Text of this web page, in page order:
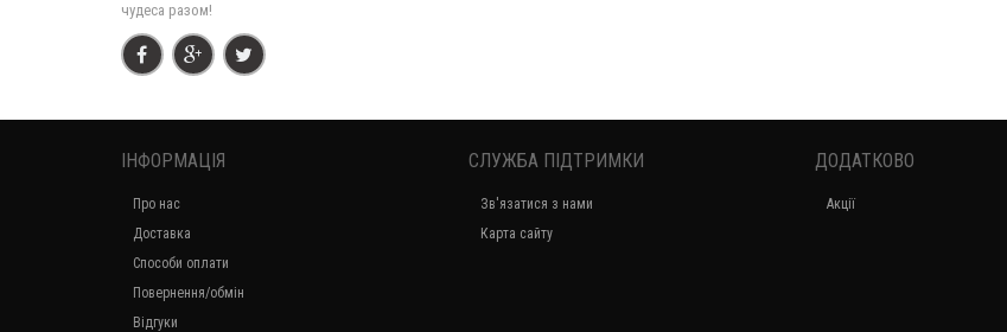
Жіноче модне пальто з еко шкіри. Норма і батал
чудеса разом!
ІНФОРМАЦІЯ
Про нас
Доставка
Способи оплати
Повернення/обмін
Відгуки
СЛУЖБА ПІДТРИМКИ
Зв'язатися з нами
Карта сайту
ДОДАТКОВО
Акції